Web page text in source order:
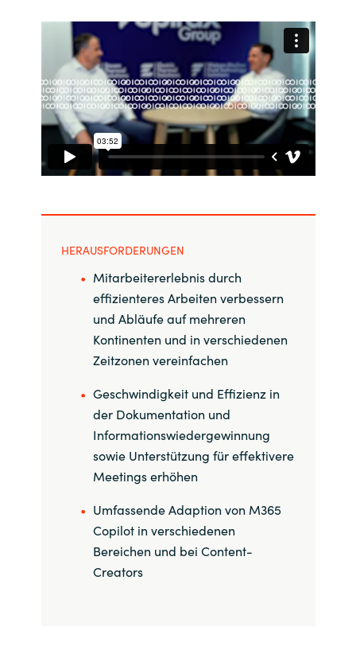
Kuwait
Latvia
Lithuania
Malaysia
Middle East
Netherlands
Oman
Philippines
Portugal
Qatar
Romania
Serbia
HERAUSFORDERUNGEN
Mitarbeitererlebnis durch
effizienteres Arbeiten verbessern
und Abläufe auf mehreren
Kontinenten und in verschiedenen
Zeitzonen vereinfachen
Geschwindigkeit und Effizienz in
der Dokumentation und
Informationswiedergewinnung
sowie Unterstützung für effektivere
Meetings erhöhen
Umfassende Adaption von M365
Copilot in verschiedenen
Bereichen und bei Content-
Creators